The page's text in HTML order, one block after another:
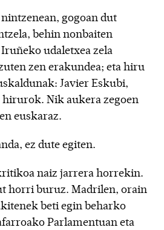
gogoan dut
behin nonbaiten
udaletxea zela
zen erakundea; eta hiru
Javier Eskubi,
hirurok. Nik aukera zegoen
euskaraz.
ez dute egiten.
naiz jarrera horrekin.
horri buruz. Madrilen, orain
beti egin beharko
Parlamentuan eta